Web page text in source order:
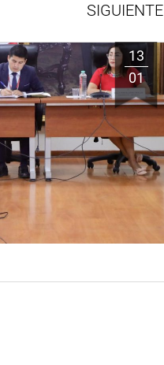
SIGUIENTE
13
01